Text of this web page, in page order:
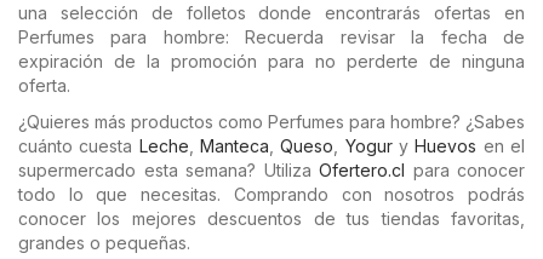
una selección de folletos donde encontrarás ofertas en
Perfumes para hombre: Recuerda revisar la fecha de
expiración de la promoción para no perderte de ninguna
oferta.
¿Quieres más productos como Perfumes para hombre? ¿Sabes
cuánto cuesta Leche ,Manteca ,Queso YoguryHuevos en el
supermercado esta semana? Utiliza Ofertero.cl para conocer
todo lo que necesitas. Comprando con nosotros podrás
conocer los mejores descuentos de tus tiendas favoritas,
grandes o pequeñas.